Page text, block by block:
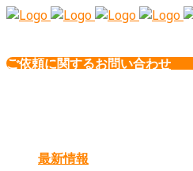
ご依頼に関するお問い合わせ
最新情報